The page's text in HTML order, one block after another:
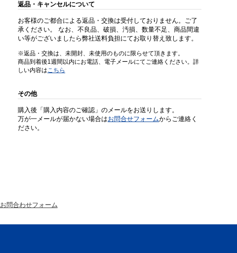
返品・キャンセルについて
お客様のご都合による返品・交換は受付しておりません。ご了
承ください。 なお、不良品、破損、汚損、数量不足、商品間違
い等がございましたら弊社送料負担にてお取り替え致します。
※返品・交換は、未開封、未使用のものに限らせて頂きます。
商品到着後1週間以内にお電話、電子メールにてご連絡ください。詳
しい内容はこちら
その他
購入後「購入内容のご確認」のメールをお送りします。
万が一メールが届かない場合はお問合せフォームからご連絡く
ださい。
お問合わせフォーム